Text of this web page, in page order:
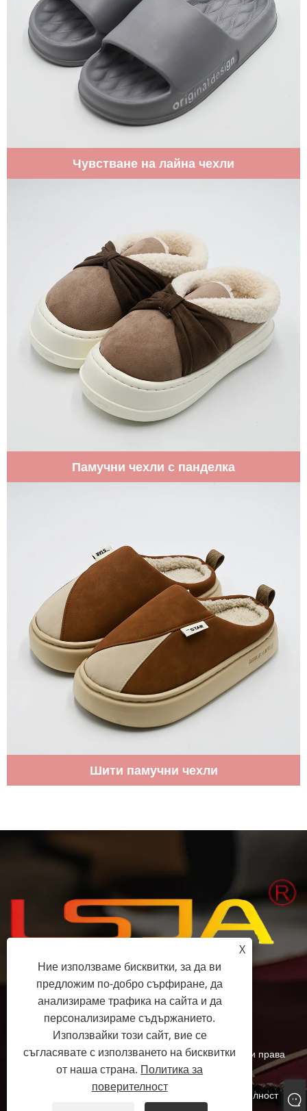
Чувстване на лайна чехли
Памучни чехли с панделка
Шити памучни чехли
+86-15058243644
fess@happyhomeshoes.com
Copyright © 2025 Cixi Lesijia Shoes Co., Ltd. Всички права
запазени.
Sitemap RSS XML Политика за поверителност
X
Ние използваме бисквитки, за да ви
предложим по-добро сърфиране, да
анализираме трафика на сайта и да
персонализираме съдържанието.
Използвайки този сайт, вие се
съгласявате с използването на бисквитки
от наша страна. Политика за
поверителност